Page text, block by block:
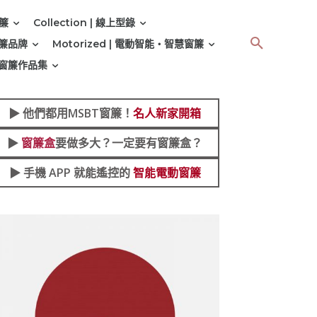
Collection | 線上型錄
品牌
Motorized | 電動智能‧智慧窗簾
簾作品集
▶︎他們都用MSBT窗簾！ 名人新家開箱
▶︎ 窗簾盒要做多大？一定要有窗簾盒？
▶︎ 手機 APP 就能遙控的智能電動窗簾